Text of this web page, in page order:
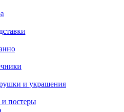
и украшения
постеры